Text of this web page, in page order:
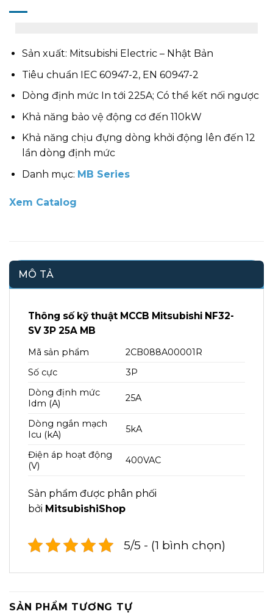
Sản xuất: Mitsubishi Electric – Nhật Bản
Tiêu chuẩn IEC 60947-2, EN 60947-2
Dòng định mức In tới 225A; Có thể kết nối ngược
Khả năng bảo vệ động cơ đến 110kW
Khả năng chịu đựng dòng khởi động lên đến 12
lần dòng định mức
Danh mục: MB Series
Xem Catalog
MÔ TẢ
Thông số kỹ thuật MCCB Mitsubishi NF32-
SV 3P 25A MB
Mã sản phẩm
2CB088A00001R
Số cực
3P
Dòng định mức
Idm (A)
25A
Dòng ngắn mạch
Icu (kA)
5kA
Điện áp hoạt động
(V)
400VAC
Sản phẩm được phân phối
bởi MitsubishiShop
5/5 - (1 bình chọn)
SẢN PHẨM TƯƠNG TỰ